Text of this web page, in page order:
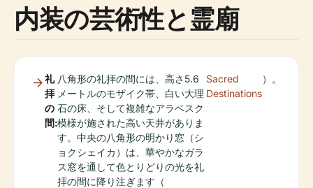
内装の芸術性と霊廟
礼
拝
の
間:
八角形の礼拝の間には、高さ5.6
メートルのモザイク帯、白い大理
石の床、そして複雑なアラベスク
模様が施された高い天井がありま
す。中央の八角形の明かり窓（シ
ョクシェイカ）は、華やかなガラ
ス窓を通して色とりどりの光を礼
拝の間に降り注ぎます（
Sacred
Destinations
）。